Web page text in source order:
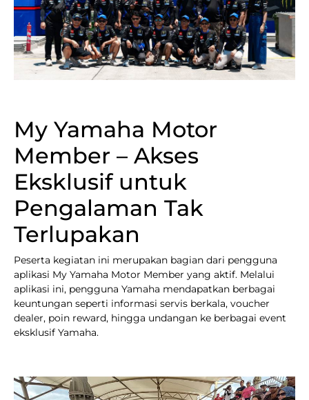
My Yamaha Motor
Member – Akses
Eksklusif untuk
Pengalaman Tak
Terlupakan
Peserta kegiatan ini merupakan bagian dari pengguna
aplikasi My Yamaha Motor Member yang aktif. Melalui
aplikasi ini, pengguna Yamaha mendapatkan berbagai
keuntungan seperti informasi servis berkala, voucher
dealer, poin reward, hingga undangan ke berbagai event
eksklusif Yamaha.